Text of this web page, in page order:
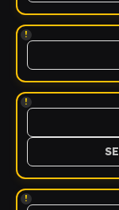
!
!
!